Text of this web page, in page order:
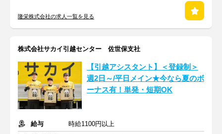
隆栄株式会社の求人一覧を見る
株式会社サカイ引越センター 佐世保支社
【引越アシスタント】＜登録制＞
週2日～/平日メイン★今なら夏のボ
ーナス有！単発・短期OK
給与
時給1100円以上